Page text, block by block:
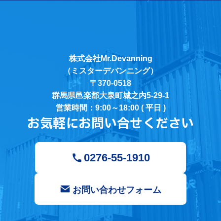
株式会社Mr.Devanning
（ミスターデバンニング）
〒370-0518
群馬県邑楽郡大泉町城之内5-29-1
営業時間：9:00～18:00 ( 平日 )
お気軽にお問い合せください
0276-55-1910
お問い合わせフォーム